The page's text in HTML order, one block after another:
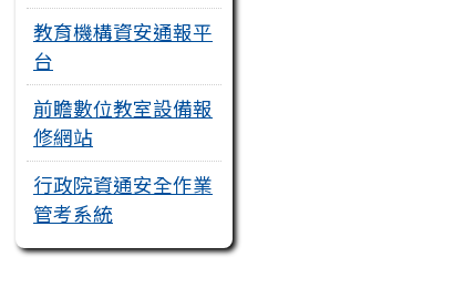
教育機構資安通報平
台
前瞻數位教室設備報
修網站
行政院資通安全作業
管考系統